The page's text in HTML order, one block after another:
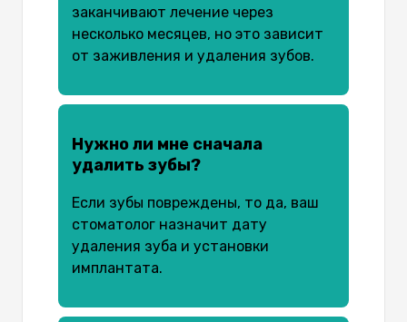
заканчивают лечение через
несколько месяцев, но это зависит
от заживления и удаления зубов.
Нужно ли мне сначала
удалить зубы?
Если зубы повреждены, то да, ваш
стоматолог назначит дату
удаления зуба и установки
имплантата.